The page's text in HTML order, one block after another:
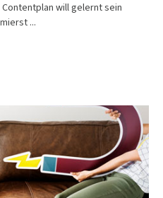
will gelernt sein
...